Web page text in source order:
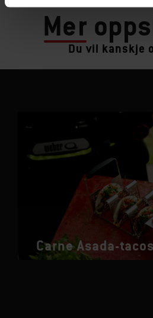
Mer
Du vil kanskje
Carne Asada-tacos